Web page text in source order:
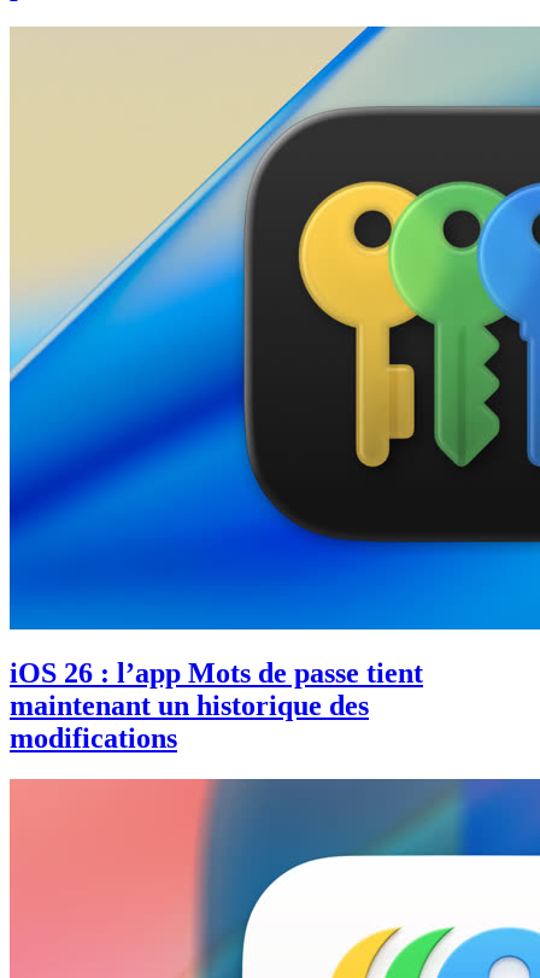
iOS 26 : l’app Mots de passe tient
maintenant un historique des
modifications